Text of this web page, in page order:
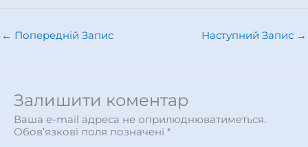
← Попередній Запис Наступний Запис →
Залишити коментар
Ваша e-mail адреса не оприлюднюватиметься.
Обов’язкові поля позначені *